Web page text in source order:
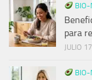
BIO-
para
JULIO
BIO-